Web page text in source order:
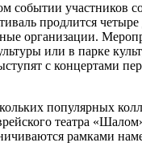
событии участников
продлится
организации.
или в парке
с концертами
популярных
театра
рамками